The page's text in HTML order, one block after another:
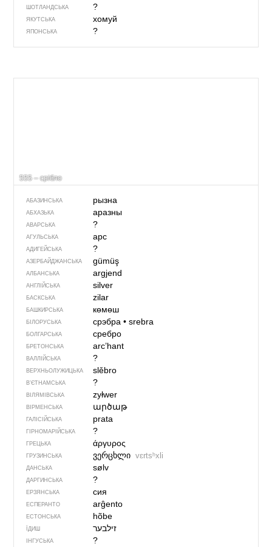
ШОТЛАНДСЬКА ?
ЯКУТСЬКА хомуй
ЯПОНСЬКА ?
555 – срібло
АБАЗИНСЬКА рызна
АБХАЗЬКА аразны
АВАРСЬКА ?
АГУЛЬСЬКА арс
АДИГЕЙСЬКА ?
АЗЕРБАЙДЖАНСЬКА gümüş
АЛБАНСЬКА argjend
АНГЛІЙСЬКА silver
БАСКСЬКА zilar
БАШКИРСЬКА көмөш
БІЛОРУСЬКА срэбра• srebra
БОЛГАРСЬКА сребро
БРЕТОНСЬКА arc’hant
ВАЛЛІЙСЬКА ?
ВЕРХНЬОЛУЖИЦЬКА slěbro
В’ЄТНАМСЬКА ?
ВІЛЯМІВСЬКА zyłwer
ВІРМЕНСЬКА արծաթ
ГАЛІСІЙСЬКА prata
ГІРНОМАРІЙСЬКА ?
ГРЕЦЬКА άργυρος
ГРУЗИНСЬКА ვერცხლი vɛrtsʰxli
ДАНСЬКА sølv
ДАРГИНСЬКА ?
ЕРЗЯНСЬКА сия
ЕСПЕРАНТО arĝento
ЕСТОНСЬКА hõbe
ЇДИШ
ІНГУСЬКА ?